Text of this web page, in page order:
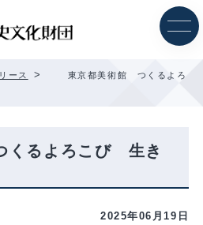
ース >
東京都美術館 つくるよろ
くるよろこび 生き
2025年06月19日